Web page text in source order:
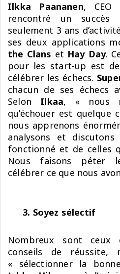
Ilkka Paananen, CEO
rencontré un succès
seulement 3 ans
ses deux applications
the Clans et Hay Day.
pour les start-up est
célébrer les échecs.
chacun de ses échecs
Selon Ilkaa, « nous
qu’échouer est quelque
nous apprenons
analysons et
fonctionné et de celles
Nous faisons péter
célébrer ce que nous
3. Soyez sélectif
Nombreux sont ceux
conseils de
« sélectionner la